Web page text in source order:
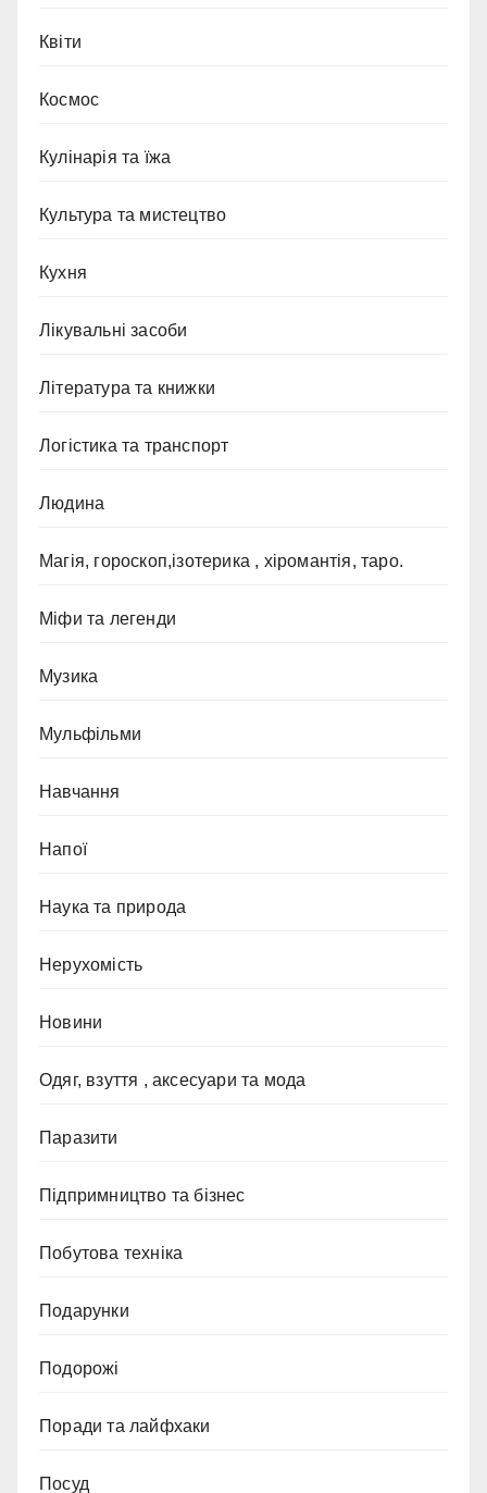
Квіти
Космос
Кулінарія та їжа
Культура та мистецтво
Кухня
Лікувальні засоби
Література та книжки
Логістика та транспорт
Людина
Магія, гороскоп,ізотерика , хіромантія, таро.
Міфи та легенди
Музика
Мульфільми
Навчання
Напої
Наука та природа
Нерухомість
Новини
Одяг, взуття , аксесуари та мода
Паразити
Підпримництво та бізнес
Побутова техніка
Подарунки
Подорожі
Поради та лайфхаки
Посуд